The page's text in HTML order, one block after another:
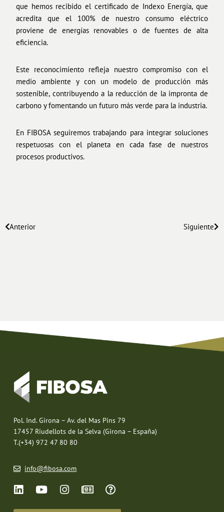
que hemos recibido el certificado de Indexo Energía, que
acredita que el 100% de nuestro consumo eléctrico
proviene de energías renovables o de fuentes de alta
eficiencia.
Este reconocimiento refleja nuestro compromiso con el
medio ambiente y con un modelo de producción más
sostenible, contribuyendo a la reducción de la impronta de
carbono y fomentando un futuro más verde para la industria.
En FIBOSA seguiremos trabajando para integrar soluciones
respetuosas con el planeta en cada fase de nuestros
procesos productivos.
Anterior Siguiente
Pol. Ind. Girona – Av. del Mas Pins 79
17457 Riudellots de la Selva (Girona – España)
T.(+34) 972 47 80 80
info@fibosa.com